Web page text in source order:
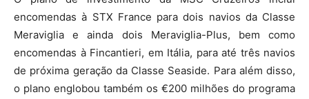
encomendas à STX France para dois navios da Classe
Meraviglia e ainda dois Meraviglia-Plus, bem como
encomendas à Fincantieri, em Itália, para até três navios
de próxima geração da Classe Seaside. Para além disso,
o plano englobou também os €200 milhões do programa